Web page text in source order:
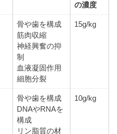
の濃度
骨や歯を構成
筋肉収縮
神経興奮の抑
制
血液凝固作用
細胞分裂
15g/kg
骨や歯を構成
DNAやRNAを
構成
リン脂質の材
10g/kg